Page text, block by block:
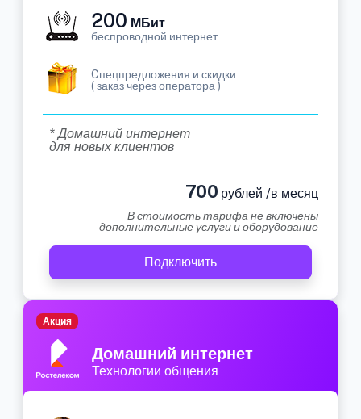
200 МБит
беспроводной интернет
Cпецпредложения и скидки
( заказ через оператора )
* Домашний интернет
для новых клиентов
700 рублей /в месяц
В стоимость тарифа не включены
дополнительные услуги и оборудование
Подключить
Домашний интернет
Технологии общения
Акция